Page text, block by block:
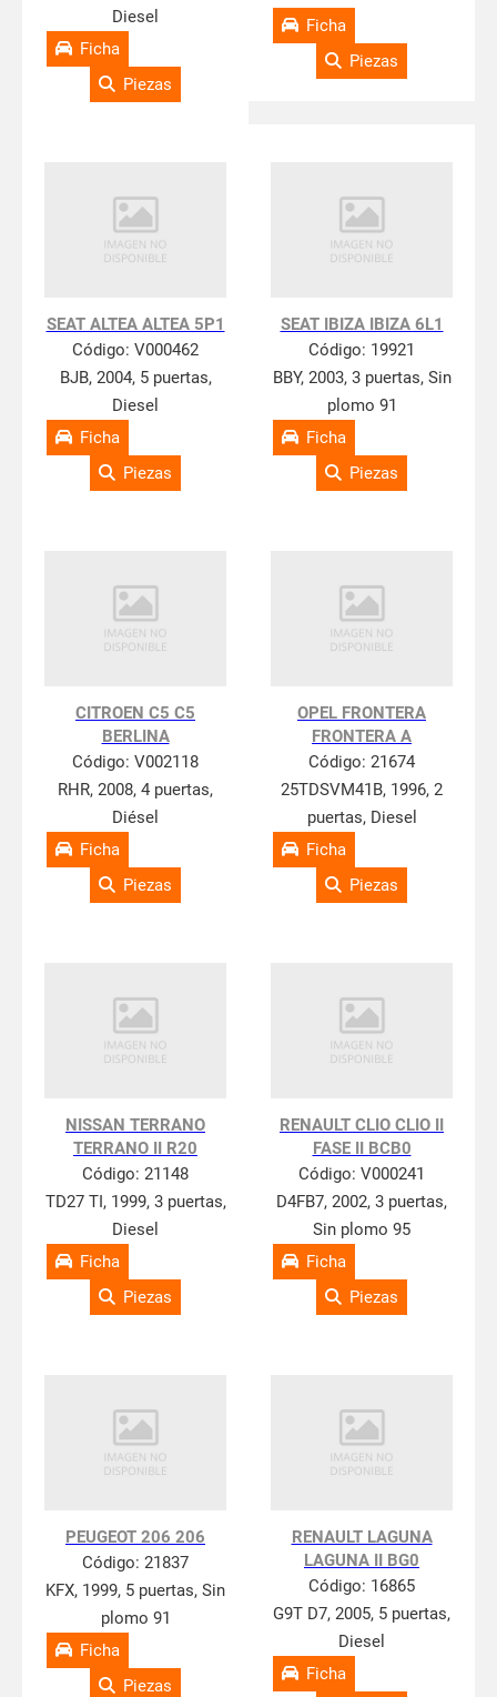
Diesel
Ficha
Piezas
Ficha
Piezas
SEAT ALTEA ALTEA 5P1
Código: V000462
BJB, 2004, 5 puertas,
Diesel
Ficha
Piezas
SEAT IBIZA IBIZA 6L1
Código: 19921
BBY, 2003, 3 puertas, Sin
plomo 91
Ficha
Piezas
CITROEN C5 C5
BERLINA
Código: V002118
RHR, 2008, 4 puertas,
Diésel
Ficha
Piezas
OPEL FRONTERA
FRONTERA A
Código: 21674
25TDSVM41B, 1996, 2
puertas, Diesel
Ficha
Piezas
NISSAN TERRANO
TERRANO II R20
Código: 21148
TD27 TI, 1999, 3 puertas,
Diesel
Ficha
Piezas
RENAULT CLIO CLIO II
FASE II BCB0
Código: V000241
D4FB7, 2002, 3 puertas,
Sin plomo 95
Ficha
Piezas
PEUGEOT 206 206
Código: 21837
KFX, 1999, 5 puertas, Sin
plomo 91
Ficha
Piezas
RENAULT LAGUNA
LAGUNA II BG0
Código: 16865
G9T D7, 2005, 5 puertas,
Diesel
Ficha